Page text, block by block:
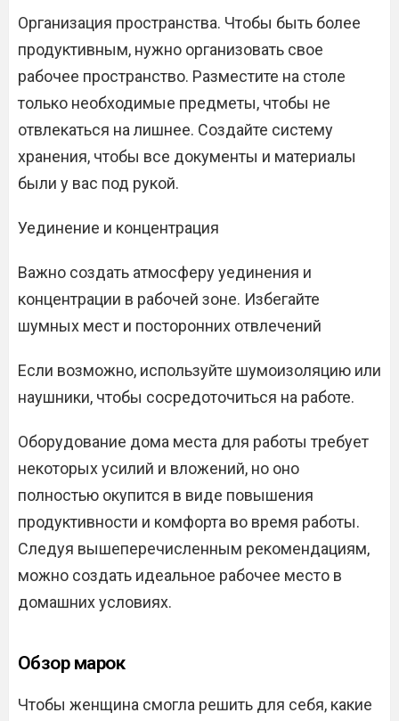
Организация пространства. Чтобы быть более
продуктивным, нужно организовать свое
рабочее пространство. Разместите на столе
только необходимые предметы, чтобы не
отвлекаться на лишнее. Создайте систему
хранения, чтобы все документы и материалы
были у вас под рукой.
Уединение и концентрация
Важно создать атмосферу уединения и
концентрации в рабочей зоне. Избегайте
шумных мест и посторонних отвлечений
Если возможно, используйте шумоизоляцию или
наушники, чтобы сосредоточиться на работе.
Оборудование дома места для работы требует
некоторых усилий и вложений, но оно
полностью окупится в виде повышения
продуктивности и комфорта во время работы.
Следуя вышеперечисленным рекомендациям,
можно создать идеальное рабочее место в
домашних условиях.
Обзор марок
Чтобы женщина смогла решить для себя, какие